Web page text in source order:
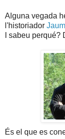
Alguna vegada
l'historiador
I sabeu
És el que es